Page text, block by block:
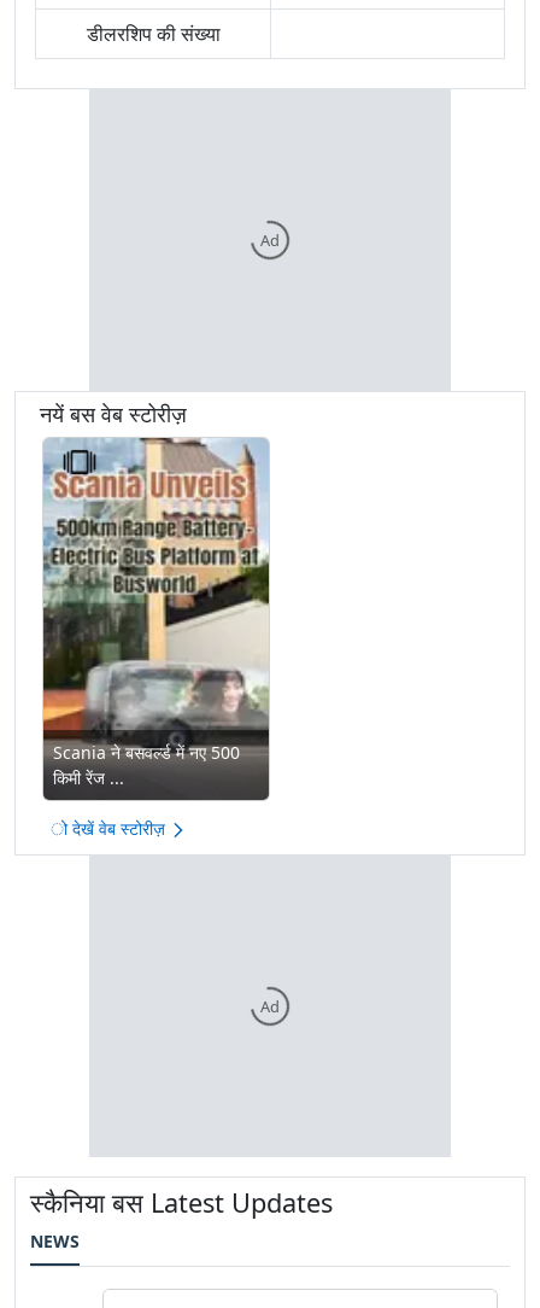
डीलरशिप की संख्या
Ad
नयें बस वेब स्टोरीज़
Scania ने बसवर्ल्ड में नए 500
किमी रेंज ...
ो देखें वेब स्टोरीज़
Ad
स्कैनिया बस Latest Updates
NEWS